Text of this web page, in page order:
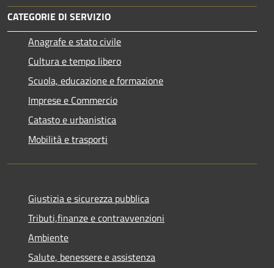
CATEGORIE DI SERVIZIO
Anagrafe e stato civile
Cultura e tempo libero
Scuola, educazione e formazione
Imprese e Commercio
Catasto e urbanistica
Mobilità e trasporti
Giustizia e sicurezza pubblica
Tributi,finanze e contravvenzioni
Ambiente
Salute, benessere e assistenza